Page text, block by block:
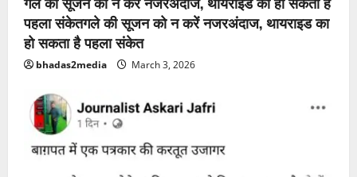
पहला संकेतगले की सूजन को न करें नजरअंदाज, थायराइड का
हो सकता है पहला संकेत
bhadas2media March 3, 2026